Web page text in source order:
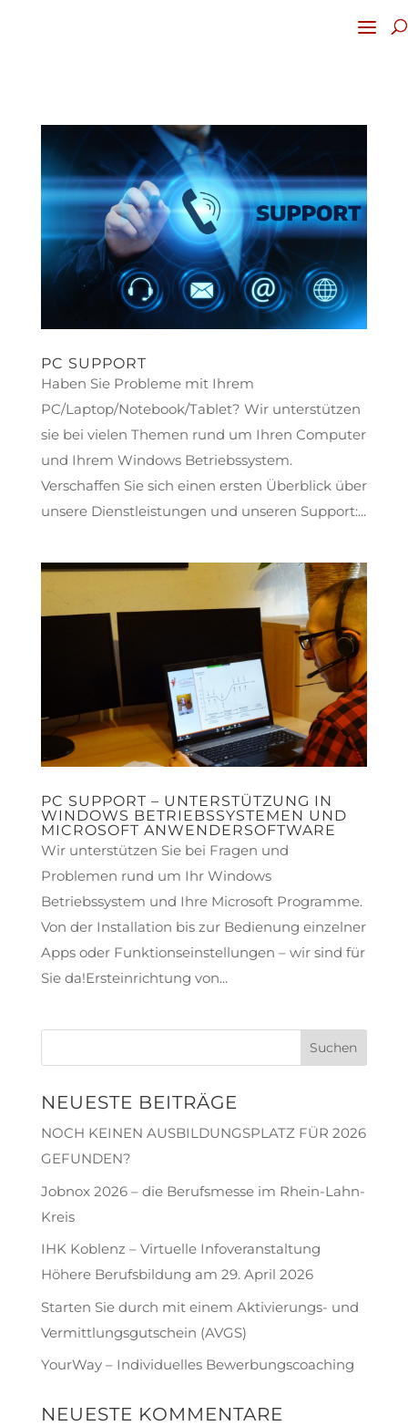
PC SUPPORT
Haben Sie Probleme mit Ihrem
PC/Laptop/Notebook/Tablet? Wir unterstützen
sie bei vielen Themen rund um Ihren Computer
und Ihrem Windows Betriebssystem.
Verschaffen Sie sich einen ersten Überblick über
unsere Dienstleistungen und unseren Support:...
PC SUPPORT – UNTERSTÜTZUNG IN
WINDOWS BETRIEBSSYSTEMEN UND
MICROSOFT ANWENDERSOFTWARE
Wir unterstützen Sie bei Fragen und
Problemen rund um Ihr Windows
Betriebssystem und Ihre Microsoft Programme.
Von der Installation bis zur Bedienung einzelner
Apps oder Funktionseinstellungen – wir sind für
Sie da!Ersteinrichtung von...
NEUESTE BEITRÄGE
NOCH KEINEN AUSBILDUNGSPLATZ FÜR 2026
GEFUNDEN?
Jobnox 2026 – die Berufsmesse im Rhein-Lahn-
Kreis
IHK Koblenz – Virtuelle Infoveranstaltung
Höhere Berufsbildung am 29. April 2026
Starten Sie durch mit einem Aktivierungs- und
Vermittlungsgutschein (AVGS)
YourWay – Individuelles Bewerbungscoaching
NEUESTE KOMMENTARE